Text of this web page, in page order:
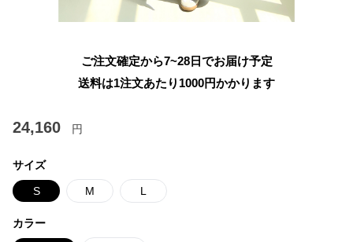
ご注文確定から7~28日でお届け予定
送料は1注文あたり 1000円かかります
24,160 円
サイズ
S M L
カラー